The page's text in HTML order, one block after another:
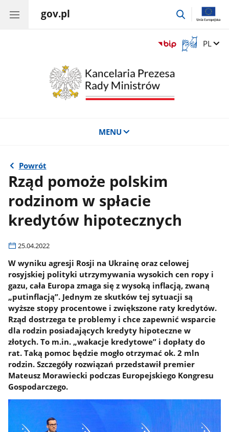
gov.pl
przejdź
Otwórz
okno
Zmień
PL
MENU
Powrót
Rząd pomoże polskim
rodzinom w spłacie
kredytów hipotecznych
25.04.2022
W wyniku agresji Rosji na Ukrainę oraz celowej
rosyjskiej polityki utrzymywania wysokich cen ropy i
gazu, cała Europa zmaga się z wysoką inflacją, zwaną
„putinflacją”. Jednym ze skutków tej sytuacji są
wyższe stopy procentowe i zwiększone raty kredytów.
Rząd dostrzega te problemy i chce zapewnić wsparcie
dla rodzin posiadających kredyty hipoteczne w
złotych. To m.in. „wakacje kredytowe” i dopłaty do
rat. Taką pomoc będzie mogło otrzymać ok. 2 mln
rodzin. Szczegóły rozwiązań przedstawił premier
Mateusz Morawiecki podczas Europejskiego Kongresu
Gospodarczego.